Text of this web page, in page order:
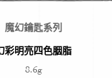
魔幻鑰匙系列
彩明亮四色胭脂
8.6g